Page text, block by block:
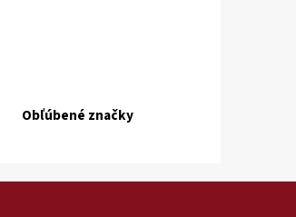
Obľúbené značky